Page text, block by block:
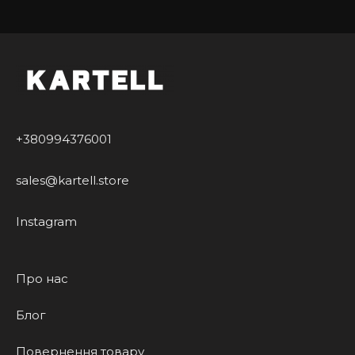
+380994376001
sales@kartell.store
Instagram
Про нас
Блог
Повернення товару